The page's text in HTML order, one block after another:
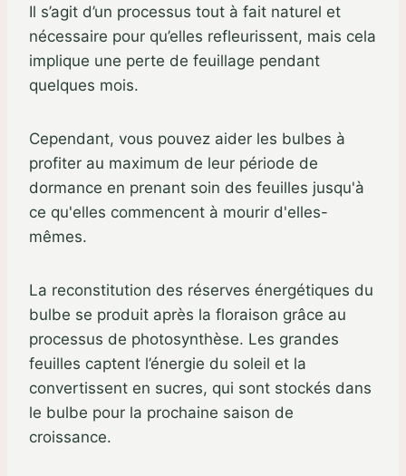
Il s’agit d’un processus tout à fait naturel et
nécessaire pour qu’elles refleurissent, mais cela
implique une perte de feuillage pendant
quelques mois.
Cependant, vous pouvez aider les bulbes à
profiter au maximum de leur période de
dormance en prenant soin des feuilles jusqu'à
ce qu'elles commencent à mourir d'elles-
mêmes.
La reconstitution des réserves énergétiques du
bulbe se produit après la floraison grâce au
processus de photosynthèse. Les grandes
feuilles captent l’énergie du soleil et la
convertissent en sucres, qui sont stockés dans
le bulbe pour la prochaine saison de
croissance.